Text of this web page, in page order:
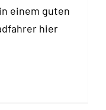
einem guten
hier